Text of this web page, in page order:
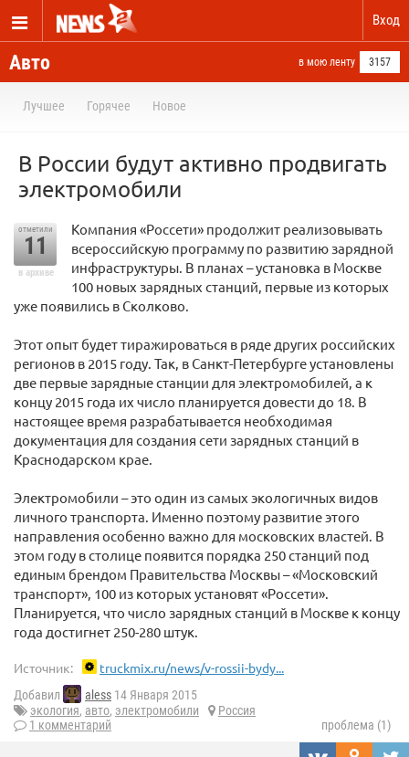
Вход
Авто в мою ленту 3157
Лучшее Горячее Новое
В России будут активно продвигать
электромобили
отметили
11
в архиве
Компания «Россети» продолжит реализовывать
всероссийскую программу по развитию зарядной
инфраструктуры. В планах – установка в Москве
100 новых зарядных станций, первые из которых
уже появились в Сколково.
Этот опыт будет тиражироваться в ряде других российских
регионов в 2015 году. Так, в Санкт-Петербурге установлены
две первые зарядные станции для электромобилей, а к
концу 2015 года их число планируется довести до 18. В
настоящее время разрабатывается необходимая
документация для создания сети зарядных станций в
Краснодарском крае.
Электромобили – это один из самых экологичных видов
личного транспорта. Именно поэтому развитие этого
направления особенно важно для московских властей. В
этом году в столице появится порядка 250 станций под
единым брендом Правительства Москвы – «Московский
транспорт», 100 из которых установят «Россети».
Планируется, что число зарядных станций в Москве к концу
года достигнет 250-280 штук.
Источник: truckmix.ru/news/v-rossii-bydy...
Добавил aless 14 Января 2015
экология, авто, электромобили
Россия
1 комментарий
проблема (1)